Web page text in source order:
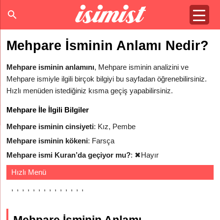
Mehpare İsminin Anlamı Nedir?
Mehpare isminin anlamını, Mehpare isminin analizini ve
Mehpare ismiyle ilgili birçok bilgiyi bu sayfadan öğrenebilirsiniz.
Hızlı menüden istediğiniz kısma geçiş yapabilirsiniz.
Mehpare İle İlgili Bilgiler
Mehpare isminin cinsiyeti: Kız, Pembe
Mehpare isminin kökeni: Farsça
Mehpare ismi Kuran’da geçiyor mu?: ✖Hayır
Hızlı Menü